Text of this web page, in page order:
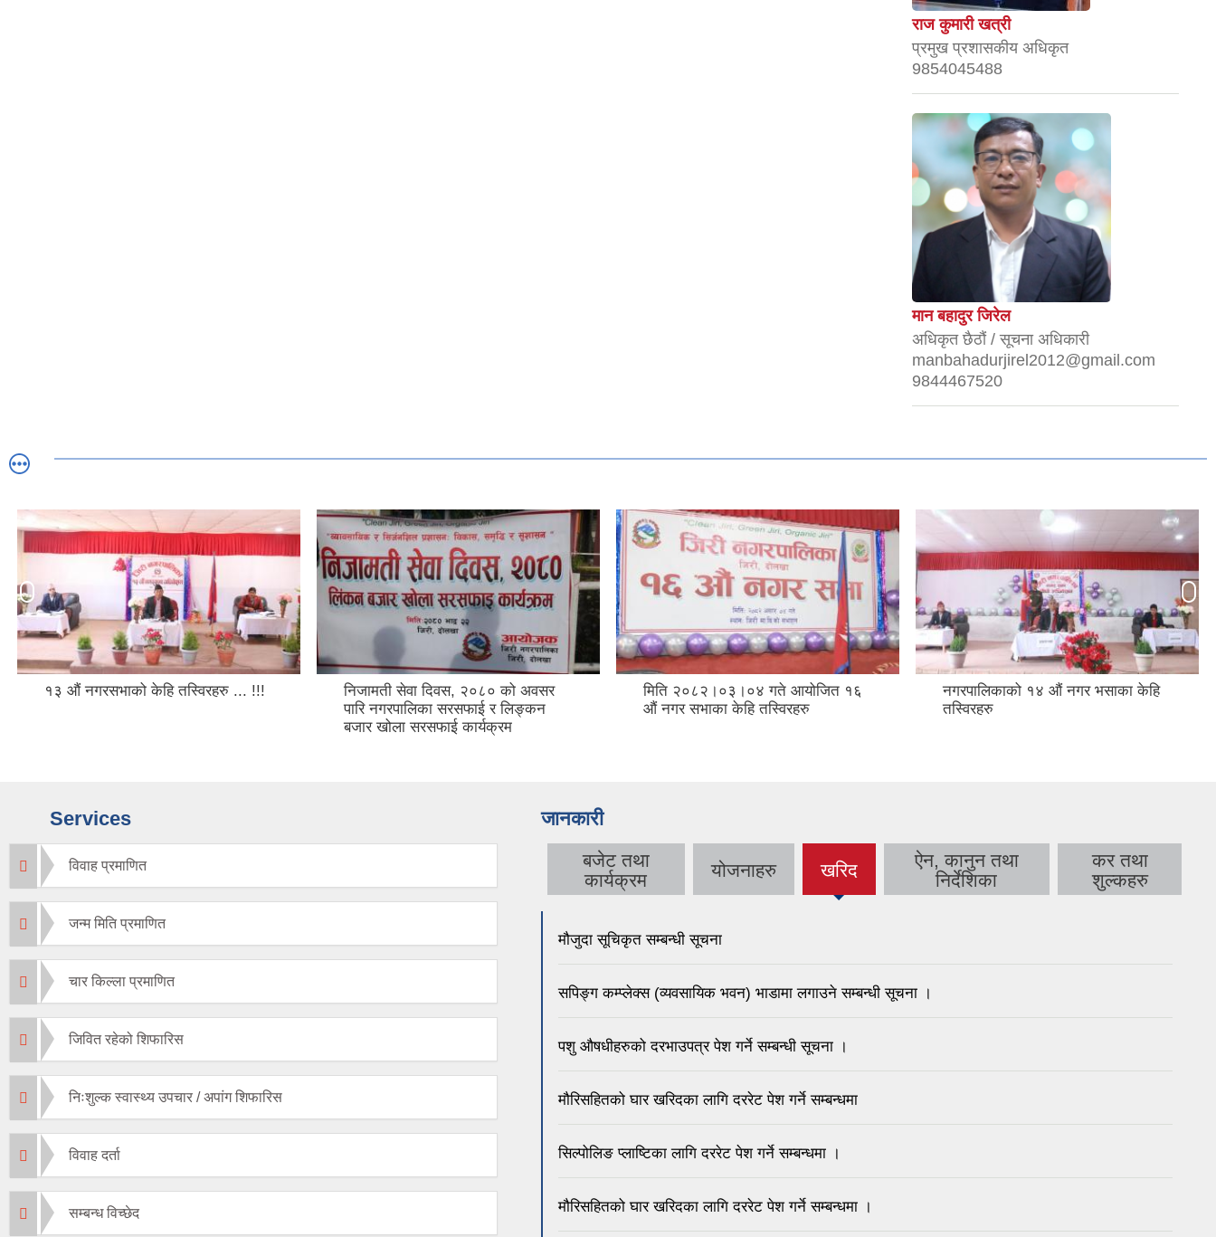
राज कुमारी खत्री
प्रमुख प्रशासकीय अधिकृत
9854045488
मान बहादुर जिरेल
अधिकृत छैठौं / सूचना अधिकारी
manbahadurjirel2012@gmail.com
9844467520
१३ औं नगरसभाको केहि तस्विरहरु ... !!!
निजामती सेवा दिवस, २०८० को अवसर
पारि नगरपालिका सरसफाई र लिङ्कन
बजार खोला सरसफाई कार्यक्रम
मिति २०८२।०३।०४ गते आयोजित १६
औं नगर सभाका केहि तस्विरहरु
नगरपालिकाको १४ औं नगर भसाका केहि
तस्विरहरु
Services
विवाह प्रमाणित
जन्म मिति प्रमाणित
चार किल्ला प्रमाणित
जिवित रहेको शिफारिस
निःशुल्क स्वास्थ्य उपचार / अपांग शिफारिस
विवाह दर्ता
सम्बन्ध विच्छेद
जानकारी
बजेट तथा
कार्यक्रम
योजनाहरु खरिद
(active
tab)
ऐन, कानुन तथा
निर्देशिका
कर तथा
शुल्कहरु
मौजुदा सूचिकृत सम्बन्धी सूचना
सपिङ्ग कम्प्लेक्स (व्यवसायिक भवन) भाडामा लगाउने सम्बन्धी सूचना ।
पशु औषधीहरुको दरभाउपत्र पेश गर्ने सम्बन्धी सूचना ।
मौरिसहितको घार खरिदका लागि दररेट पेश गर्ने सम्बन्धमा
सिल्पोलिङ प्लाष्टिका लागि दररेट पेश गर्ने सम्बन्धमा ।
मौरिसहितको घार खरिदका लागि दररेट पेश गर्ने सम्बन्धमा ।